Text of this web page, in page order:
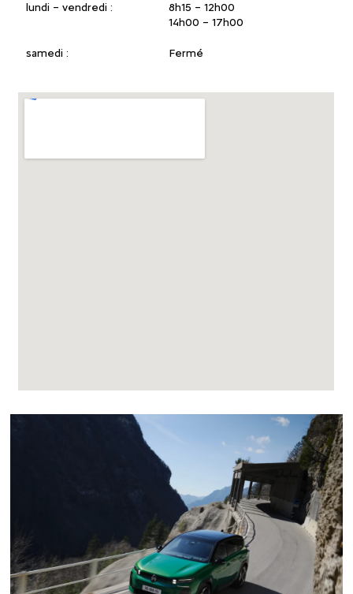
lundi – vendredi :
8h15 – 12h00
14h00 – 17h00
samedi : Fermé